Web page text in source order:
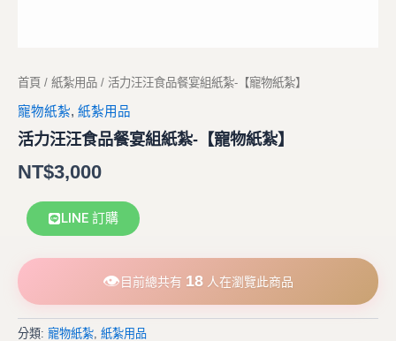
首頁 / 紙紮用品 / 活力汪汪食品餐宴組紙紮-【寵物紙紮】
寵物紙紮, 紙紮用品
活力汪汪食品餐宴組紙紮-【寵物紙紮】
NT$3,000
LINE 訂購
👁 目前總共有 18 人在瀏覽此商品
分類: 寵物紙紮, 紙紮用品